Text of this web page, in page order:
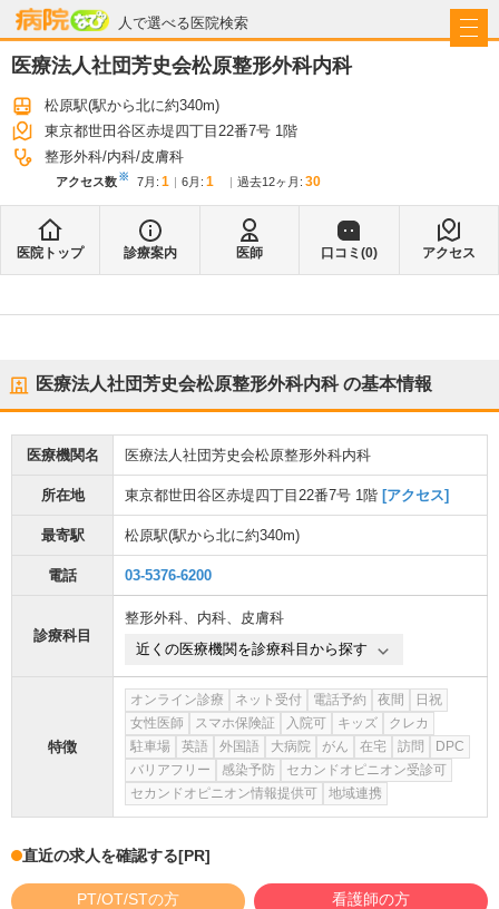
人で選べる医院検索
病院なび
医療法人社団芳史会松原整形外科内科
松原駅(駅から北に約340m)
東京都世田谷区赤堤四丁目22番7号 1階
整形外科 内科 皮膚科
アクセス数※ 7月 : 1 6月 : 1 過去12ヶ月: 30
医院トップ 診療案内 医師 口コミ(0) アクセス
医療法人社団芳史会松原整形外科内科の基本情報
医療機関名 医療法人社団芳史会松原整形外科内科
所在地 東京都世田谷区赤堤四丁目22番7号 1階 [アクセス]
最寄駅 松原駅(駅から北に約340m)
電話 03-5376-6200
診療科目
整形外科、 内科、 皮膚科
近くの医療機関を診療科目から探す
特徴
オンライン診療 ネット受付 電話予約 夜間
日祝
女性医師
スマホ保険証 入院可 キッズ
クレカ
駐車場
英語 外国語 大病院 がん 在宅 訪問
DPC
バリアフリー
感染予防
セカンドオピニオン受診可
セカンドオピニオン情報提供可
地域連携
直近の求人を確認する[PR]
PT/OT/STの方 看護師の方